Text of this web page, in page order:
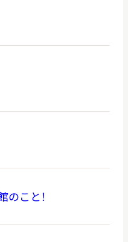
こと！